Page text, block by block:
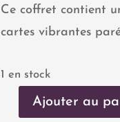
Ce coffret contient
cartes vibrantes
1 en stock
quantité
Ajouter au